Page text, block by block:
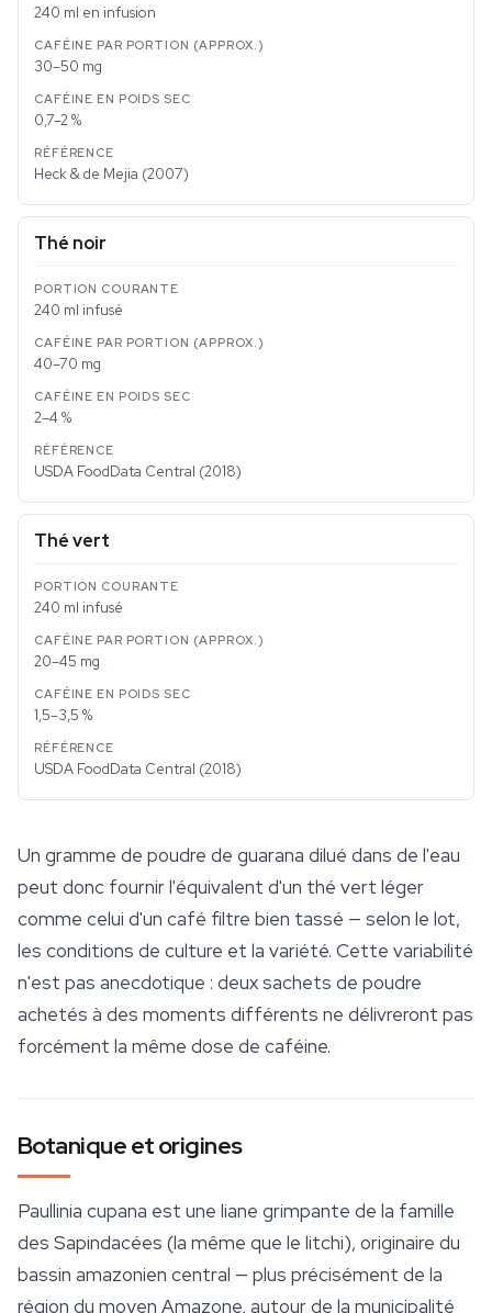
240 ml en infusion
30–50 mg
0,7–2 %
Heck & de Mejia (2007)
Thé noir
240 ml infusé
40–70 mg
2–4 %
USDA FoodData Central (2018)
Thé vert
240 ml infusé
20–45 mg
1,5–3,5 %
USDA FoodData Central (2018)
Un gramme de poudre de guarana dilué dans de l'eau
peut donc fournir l'équivalent d'un thé vert léger
comme celui d'un café filtre bien tassé — selon le lot,
les conditions de culture et la variété. Cette variabilité
n'est pas anecdotique : deux sachets de poudre
achetés à des moments différents ne délivreront pas
forcément la même dose de caféine.
Botanique et origines
Paullinia cupana est une liane grimpante de la famille
des Sapindacées (la même que le litchi), originaire du
bassin amazonien central — plus précisément de la
région du moyen Amazone, autour de la municipalité